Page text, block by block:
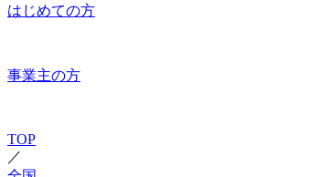
はじめての方
事業主の方
TOP
／